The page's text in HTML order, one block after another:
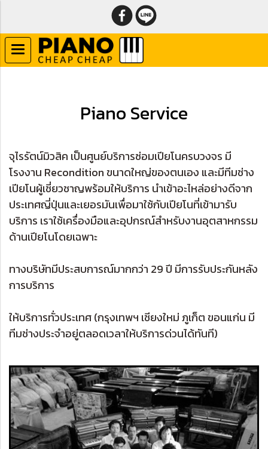
Piano Service
จุไรรัตน์มิวสิค เป็นศูนย์บริการซ่อมเปียโนครบวงจร มี
โรงงาน Recondition ขนาดใหญ่ของตนเอง และมีทีมช่าง
เปียโนผู้เชี่ยวชาญพร้อมให้บริการ นำเข้าอะไหล่อย่างดีจาก
ประเทศญี่ปุ่นและเยอรมันเพื่อมาใช้กับเปียโนที่เข้ามารับ
บริการ เราใช้เครื่องมือและอุปกรณ์สำหรับงานอุตสาหกรรม
ด้านเปียโนโดยเฉพาะ
ทางบริษัทมีประสบการณ์มากกว่า 29 ปี มีการรับประกันหลัง
การบริการ
ให้บริการทั่วประเทศ (กรุงเทพฯ เชียงใหม่ ภูเก็ต ขอนแก่น มี
ทีมช่างประจำอยู่ตลอดเวลาให้บริการด่วนได้ทันที)